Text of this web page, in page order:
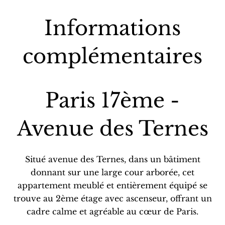
Informations
complémentaires
Paris 17ème -
Avenue des Ternes
Situé avenue des Ternes, dans un bâtiment
donnant sur une large cour arborée, cet
appartement meublé et entièrement équipé se
trouve au 2ème étage avec ascenseur, offrant un
cadre calme et agréable au cœur de Paris.